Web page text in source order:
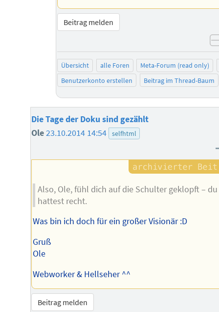
Beitrag melden
Übersicht alle Foren
Meta-Forum (read only)
Benutzerkonto erstellen
Beitrag im Thread-Baum
Die Tage der Doku sind gezählt
Ole23.10.2014 14:54 selfhtml
Also, Ole, fühl dich auf die Schulter geklopft – du
hattest recht.
Was bin ich doch für ein großer Visionär :D
Gruß
Ole
Webworker & Hellseher ^^
Beitrag melden